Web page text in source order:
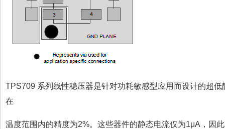
TPS709 系列线性稳压器是针对功耗敏感型应用而设计的超
在
温度范围内的精度为2%。这些器件的静态电流仅为1μA，因